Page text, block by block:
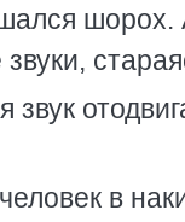
шорох.
звук
в